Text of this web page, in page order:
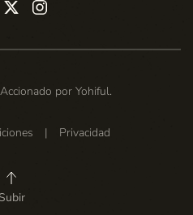
por Yohiful.
| Privacidad
Subir